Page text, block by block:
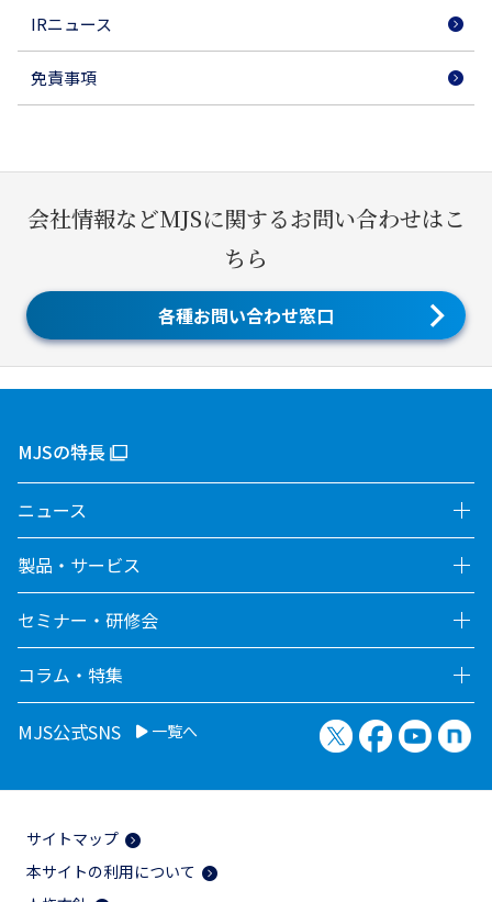
IRニュース
免責事項
会社情報などMJSに関するお問い合わせはこ
ちら
各種お問い合わせ窓口
MJSの特長
ニュース
製品・サービス
セミナー・研修会
コラム・特集
MJS公式SNS 一覧へ X（旧Twitter）
Facebook
サイトマップ
本サイトの利用について